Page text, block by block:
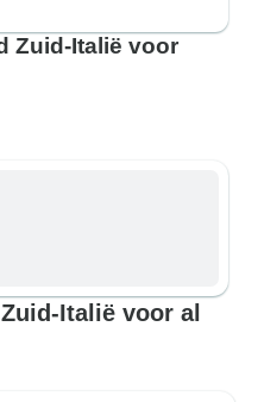
Zuid-Italië voor
Italië voor al